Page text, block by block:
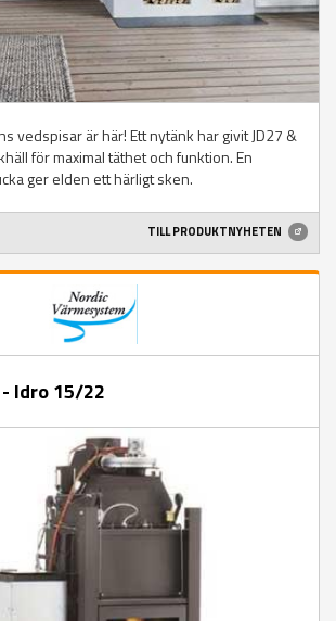
vedspisar är här! Ett nytänk har givit JD27 &
för maximal täthet och funktion. En
ger elden ett härligt sken.
TILL PRODUKTNYHETEN
Idro 15/22